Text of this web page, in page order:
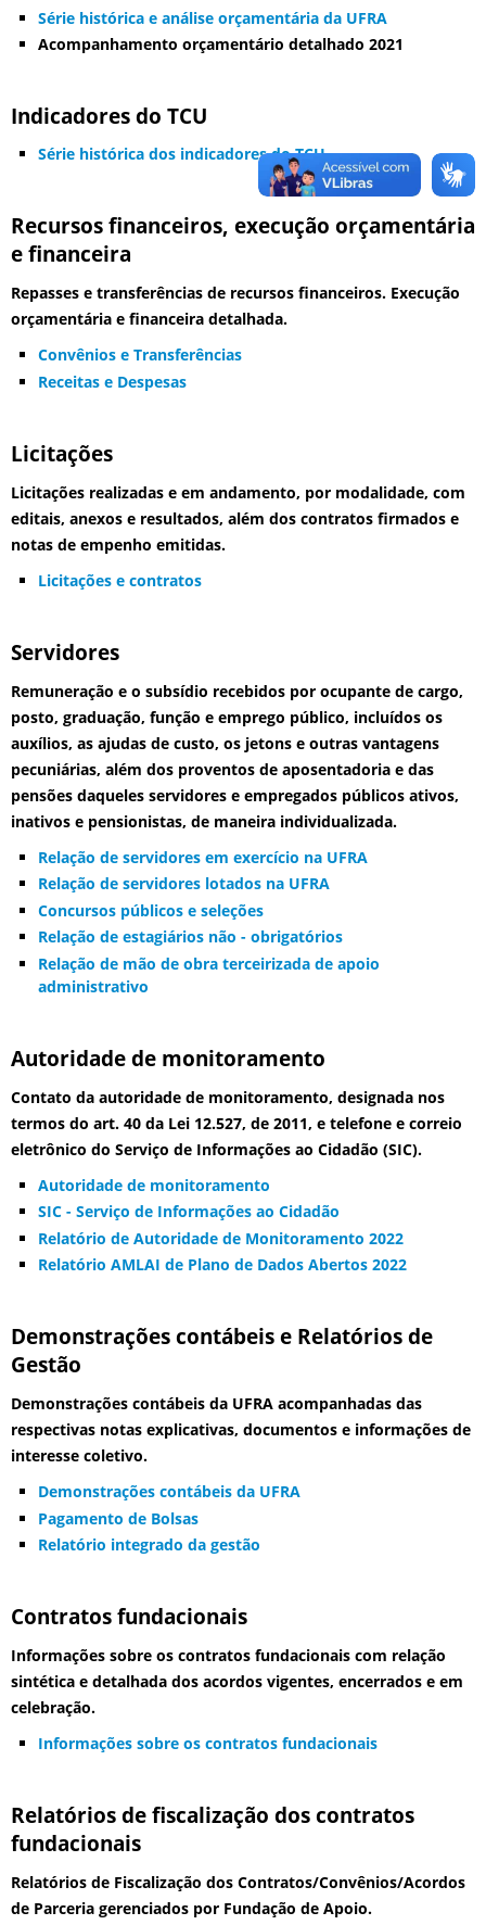
Série histórica e análise orçamentária da UFRA
Acompanhamento orçamentário detalhado 2021
Indicadores do TCU
Série histórica dos indicadores do TCU
Recursos financeiros, execução orçamentária
e financeira
Repasses e transferências de recursos financeiros. Execução
orçamentária e financeira detalhada.
Convênios e Transferências
Receitas e Despesas
Licitações
Licitações realizadas e em andamento, por modalidade, com
editais, anexos e resultados, além dos contratos firmados e
notas de empenho emitidas.
Licitações e contratos
Servidores
Remuneração e o subsídio recebidos por ocupante de cargo,
posto, graduação, função e emprego público, incluídos os
auxílios, as ajudas de custo, os jetons e outras vantagens
pecuniárias, além dos proventos de aposentadoria e das
pensões daqueles servidores e empregados públicos ativos,
inativos e pensionistas, de maneira individualizada.
Relação de servidores em exercício na UFRA
Relação de servidores lotados na UFRA
Concursos públicos e seleções
Relação de estagiários não - obrigatórios
Relação de mão de obra terceirizada de apoio
administrativo
Autoridade de monitoramento
Contato da autoridade de monitoramento, designada nos
termos do art. 40 da Lei 12.527, de 2011, e telefone e correio
eletrônico do Serviço de Informações ao Cidadão (SIC).
Autoridade de monitoramento
SIC - Serviço de Informações ao Cidadão
Relatório de Autoridade de Monitoramento 2022
Relatório AMLAI de Plano de Dados Abertos 2022
Demonstrações contábeis e Relatórios de
Gestão
Demonstrações contábeis da UFRA acompanhadas das
respectivas notas explicativas, documentos e informações de
interesse coletivo.
Demonstrações contábeis da UFRA
Pagamento de Bolsas
Relatório integrado da gestão
Contratos fundacionais
Informações sobre os contratos fundacionais com relação
sintética e detalhada dos acordos vigentes, encerrados e em
celebração.
Informações sobre os contratos fundacionais
Relatórios de fiscalização dos contratos
fundacionais
Relatórios de Fiscalização dos Contratos/Convênios/Acordos
de Parceria gerenciados por Fundação de Apoio.